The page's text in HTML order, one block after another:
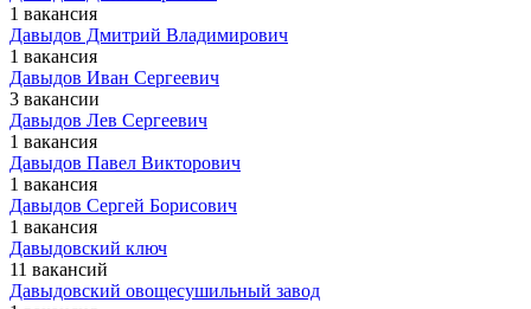
1 вакансия
Давыдов Дмитрий Владимирович
1 вакансия
Давыдов Иван Сергеевич
3 вакансии
Давыдов Лев Сергеевич
1 вакансия
Давыдов Павел Викторович
1 вакансия
Давыдов Сергей Борисович
1 вакансия
Давыдовский ключ
11 вакансий
Давыдовский овощесушильный завод